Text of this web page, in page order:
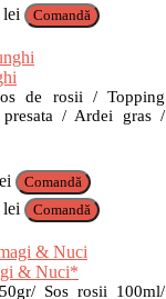
lei Comandă
de rosii / Topping
/ Ardei gras /
Comandă
lei Comandă
& Nuci*
Sos rosii 100ml/